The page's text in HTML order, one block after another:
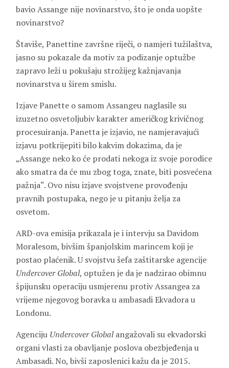
bavio Assange nije novinarstvo, što je onda uopšte
novinarstvo?
Štaviše, Panettine završne riječi, o namjeri tužilaštva,
jasno su pokazale da motiv za podizanje optužbe
zapravo leži u pokušaju strožijeg kažnjavanja
novinarstva u širem smislu.
Izjave Panette o samom Assangeu naglasile su
izuzetno osvetoljubiv karakter američkog krivičnog
procesuiranja. Panetta je izjavio, ne namjeravajući
izjavu potkrijepiti bilo kakvim dokazima, da je
„Assange neko ko će prodati nekoga iz svoje porodice
ako smatra da će mu zbog toga, znate, biti posvećena
pažnja“. Ovo nisu izjave svojstvene provođenju
pravnih postupaka, nego je u pitanju želja za
osvetom.
ARD-ova emisija prikazala je i intervju sa Davidom
Moralesom, bivšim španjolskim marincem koji je
postao plaćenik. U svojstvu šefa zaštitarske agencije
Undercover Global, optužen je da je nadzirao obimnu
špijunsku operaciju usmjerenu protiv Assangea za
vrijeme njegovog boravka u ambasadi Ekvadora u
Londonu.
Agenciju Undercover Globalangažovali su ekvadorski
organi vlasti za obavljanje poslova obezbjeđenja u
Ambasadi. No, bivši zaposlenici kažu da je 2015.